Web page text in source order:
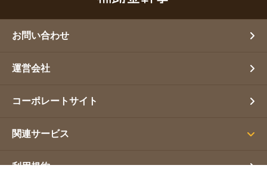
お問い合わせ
運営会社
コーポレートサイト
関連サービス
利用規約